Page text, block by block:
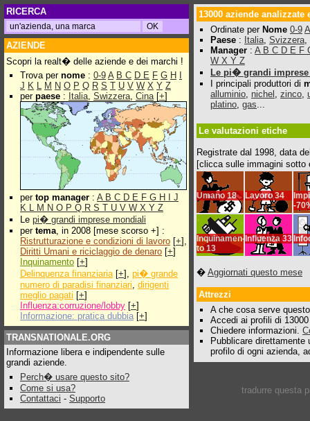
RICERCA
AZIENDE
Scopri la realt� delle aziende e dei marchi !
Trova per nome : 0-9 A B C D E F G H
J K L M N O P Q R S T U V W X Y Z
per paese : Italia, Swizzera, Cina[+]
per top manager : A B C D E F G H
J
K L M N O P Q R S T U V W X Y Z
Le pi� grandi imprese mondiali
per tema, in 2008 [mese scorso +] :
Ristrutturazione e condizioni di lavoro [+],
Diritti Umani e riciclaggio de denaro [+]
Inquinamento [+]
Delinquenza finanziaria[+], pi� grande
numero di paradisi finanziari, dirigenti
meglio pagati [+]
Influenza:corruzione/lobby [+]
Informazione: pratica dubbia [+]
TRANSNATIONALE.ORG
Informazione libera e indipendente sulle
grandi aziende.
Perch� usare questo sito?
Come si usa?
Contattaci - Supporto
13000 aziende analizzate
Ordinate per Nome 0-9 A
Paese : Italia, Svizzera,
Manager : A B C D E F
W X Y Z
Le pi� grandi
I principali produttori di
alluminio, nichel , zinco,
platino, gas...
Le valutazioni etiche
Registrate dal 1998, data
[clicca sulle immagini
Umano 18 Lavoro 34
-
Inquinamen-
to 13
Influenza 33
� Aggiornati questo mese
Attrezzi
A che cosa serve
Accedi ai profili di
Chiedere informazioni.
Pubblicare
profilo di ogni azienda,
tradurre questa